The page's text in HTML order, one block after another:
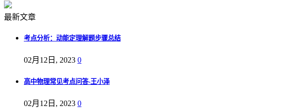
最新文章
考点分析：动能定理解题步骤总结
02月12日, 2023 0
高中物理常见考点问答-王小泽
02月12日, 2023 0